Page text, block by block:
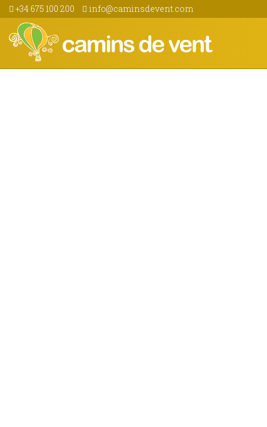
+34 675 100 200 info@caminsdevent.com